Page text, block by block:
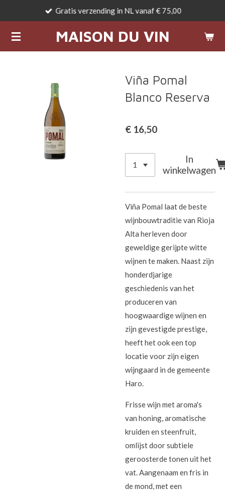
naar
de
MAISON DU VIN
Gratis verzending in NL vanaf € 75,00
Viña Pomal
Blanco Reserva
€ 16,50
In
winkelwagen
Viña Pomal laat de beste
wijnbouwtraditie van Rioja
Alta herleven door
geweldige gerijpte witte
wijnen te maken. Naast zijn
honderdjarige
geschiedenis van het
produceren van
hoogwaardige wijnen en
zijn gevestigde prestige,
heeft het ook een top
locatie voor zijn eigen
wijngaard in de gemeente
Haro.
Frisse wijn met aroma's
van honing, aromatische
kruiden en steenfruit,
omlijst door subtiele
geroosterde tonen uit het
vat. Aangenaam en fris in
de mond, met een